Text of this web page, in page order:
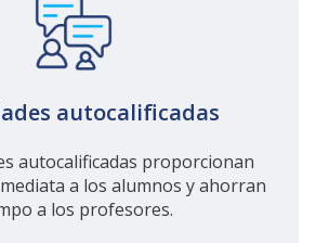
autocalificadas
autocalificadas proporcionan
a los alumnos y ahorran
a los profesores.